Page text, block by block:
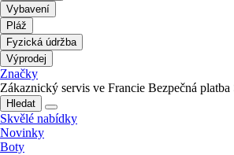
Vybavení
Pláž
Fyzická údržba
Výprodej
Značky
Zákaznický servis ve Francie Bezpečná platba
Hledat
Skvělé nabídky
Novinky
Boty